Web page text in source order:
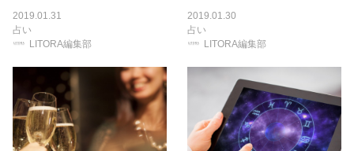
2019.01.31
占い
LITORA編集部
2019.01.30
占い
LITORA編集部